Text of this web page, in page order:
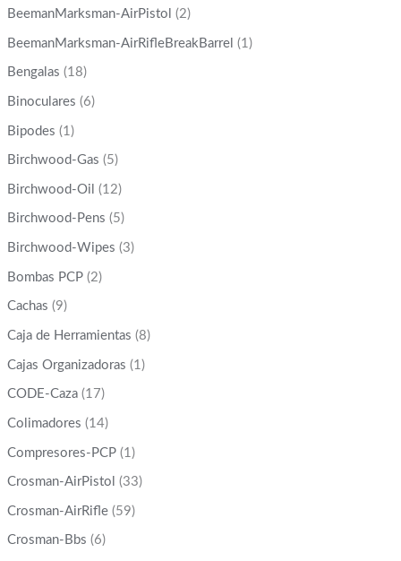
BeemanMarksman-AirPistol (2)
BeemanMarksman-AirRifleBreakBarrel (1)
Bengalas (18)
Binoculares (6)
Bipodes (1)
Birchwood-Gas (5)
Birchwood-Oil (12)
Birchwood-Pens (5)
Birchwood-Wipes (3)
Bombas PCP (2)
Cachas (9)
Caja de Herramientas (8)
Cajas Organizadoras (1)
CODE-Caza (17)
Colimadores (14)
Compresores-PCP (1)
Crosman-AirPistol (33)
Crosman-AirRifle (59)
Crosman-Bbs (6)